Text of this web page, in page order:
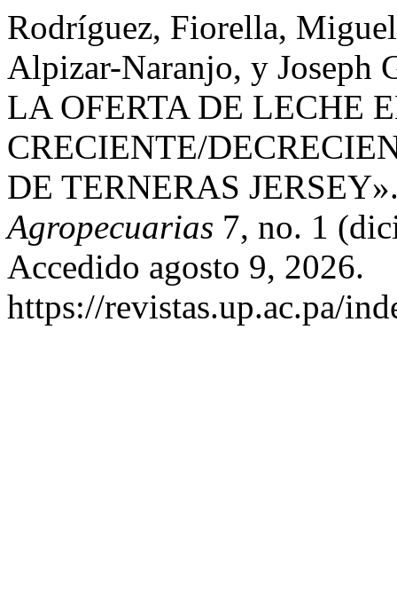
Rodríguez, Fiorella,
Alpizar-Naranjo, y Joseph
LA OFERTA DE LECHE
CRECIENTE/
DE TERNERAS
Agropecuarias 7, no. 1
Accedido agosto 9, 2026.
https://revistas.up.ac.pa/